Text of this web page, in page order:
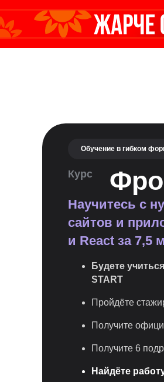
Курс
Научитесь с
сайтов и
и React за 7,5
Будете
START
Пройдёте
Получите
Получите 6
Найдёте
Обучение в гибком